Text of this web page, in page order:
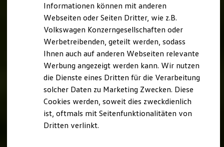
Lifestyle Shop
T-Roc Kollektion
Golf Kollektion
ID. Kollektion
Volkswagen Kollektion
R-Kollektion
GTI Kollektion
Fußball Drop
we drive football
#wedriveproud
Besitzer und Service
Software Updates
Service und Ersatzteile
Informationen können mit anderen
Webseiten oder Seiten Dritter, wie z.B.
Volkswagen Konzerngesellschaften oder
Werbetreibenden, geteilt werden, sodass
Ihnen auch auf anderen Webseiten relevante
Werbung angezeigt werden kann. Wir nutzen
die Dienste eines Dritten für die Verarbeitung
solcher Daten zu Marketing Zwecken. Diese
Cookies werden, soweit dies zweckdienlich
ist, oftmals mit Seitenfunktionalitäten von
Dritten verlinkt.